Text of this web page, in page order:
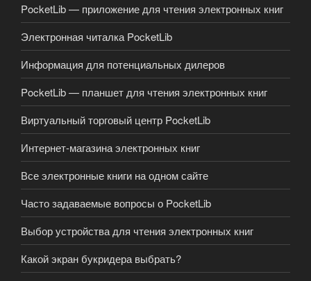
PocketLib — приложение для чтения электронных книг
Электронная читалка PocketLib
Информация для потенциальных дилеров
PocketLib — планшет для чтения электронных книг
Виртуальный торговый центр PocketLib
Интернет-магазина электронных книг
Все электронные книги на одном сайте
Часто задаваемые вопросы о PocketLib
Выбор устройства для чтения электронных книг
Какой экран букридера выбрать?